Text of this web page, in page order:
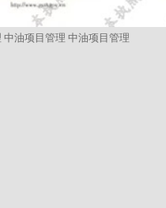
中油项目管理 中油项目管理